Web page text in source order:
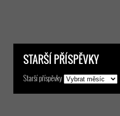
STARŠÍ PŘÍSPĚVKY
Starší příspěvky